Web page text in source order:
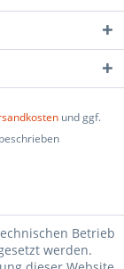
und ggf.
Betrieb
werden.